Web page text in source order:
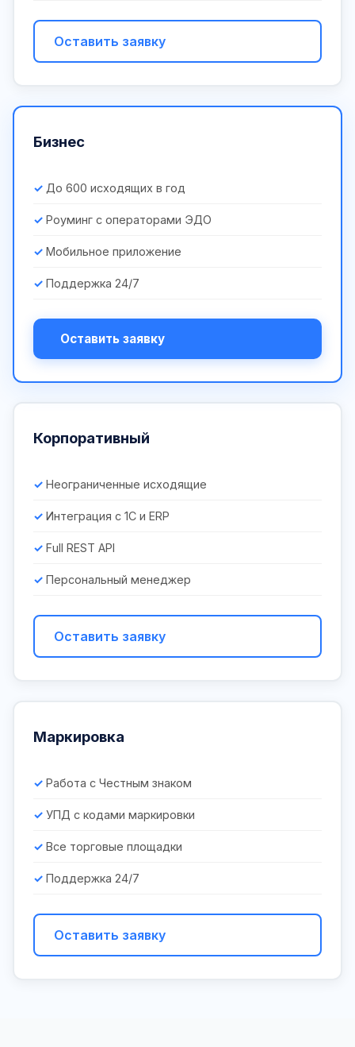
Оставить заявку
Бизнес
До 600 исходящих в год
Роуминг с операторами ЭДО
Мобильное приложение
Поддержка 24/7
Оставить заявку
Корпоративный
Неограниченные исходящие
Интеграция с 1С и ERP
Full REST API
Персональный менеджер
Оставить заявку
Маркировка
Работа с Честным знаком
УПД с кодами маркировки
Все торговые площадки
Поддержка 24/7
Оставить заявку